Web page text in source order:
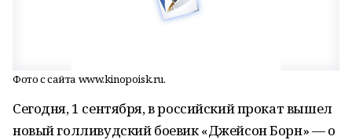
Фото с сайта www.kinopoisk.ru.
Сегодня, 1 сентября, в российский прокат вышел
новый голливудский боевик «Джейсон Борн» — о